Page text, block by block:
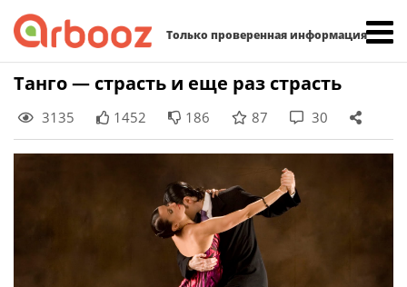
Только проверенная информация
Skip
content
Танго — страсть и еще раз страсть
3135 1452 186 87 30
Найти: